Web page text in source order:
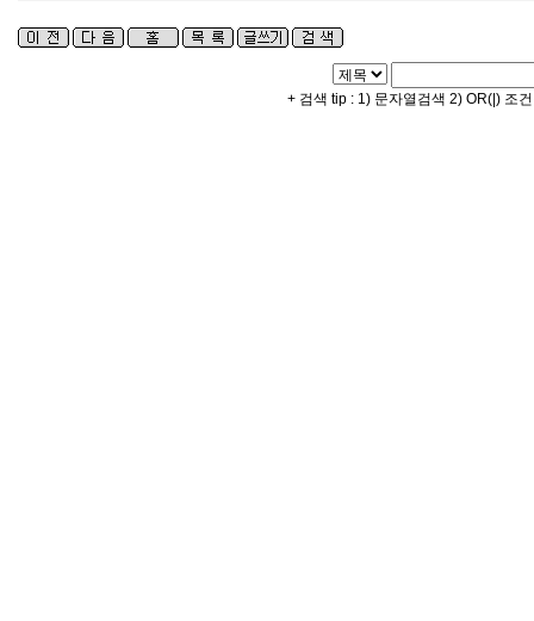
+ 검색 tip : 1) 문자열검색 2) OR(|) 조